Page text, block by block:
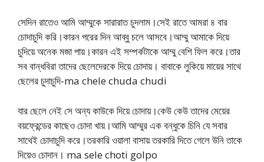
সেদিন রাতেও আমি আম্মুকে সারারাত চুদলাম।সেই রাতে আমরা ৪ বার
চোদাচুদি করি।কারন পরের দিন আব্বু চলে আসবে।আম্মু আমাকে দিয়ে
চুদিয়ে অনেক মজা পায়।কারন এই সম্পর্কটাকে আম্মু বেশি ফিল করে।তার
সব বান্ধবিরা তাদের ছেলেদেরকে দিয়ে চোদায়। বাবাকে লুকিয়ে মায়ের সাথে
ছেলের চুদাচুদি-ma chele chuda chudi
যার ছেলে নেই সে অন্য কাউকে দিয়ে চোদায়।কেউ কেউ তাদের মেয়ের
বয়ফ্রেন্ডের কাছেও চোদা খায়।আমি আম্মুর এক বন্ধুকে চিনি যে সবার
সাথেই চোদাচুদি করে।তরকারি ওয়ালা বাসায় তরকারি দিতে গেলে উনি তাকে
দিয়েও চোদান। ma sele choti golpo